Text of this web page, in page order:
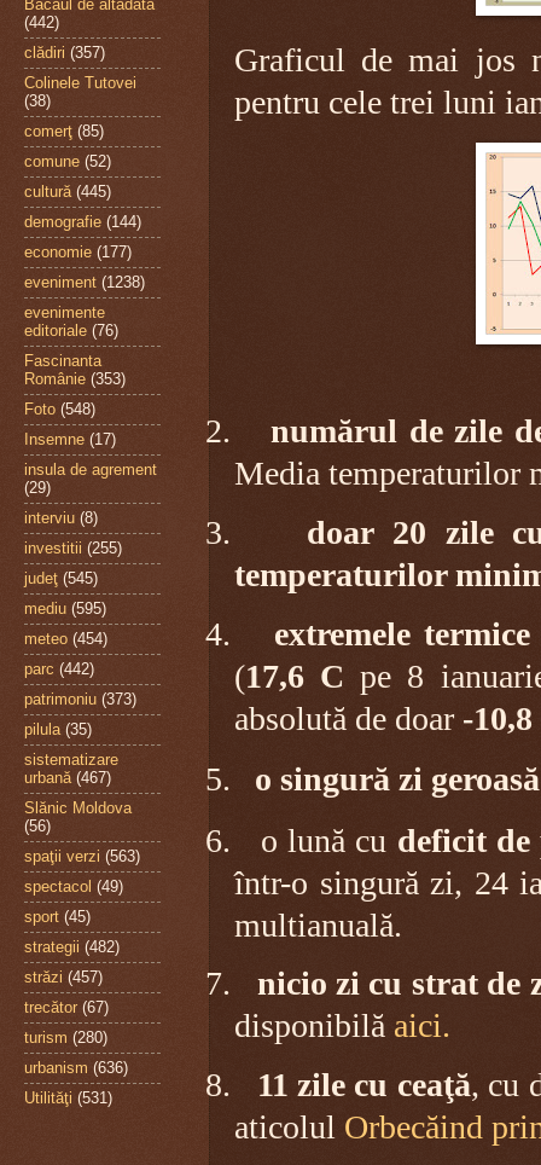
Graficul de mai jos
pentru cele trei luni
2.
numărul de zile
Media temperaturilor
3.
doar 20 zile
temperaturilor
4.
extremele termice
(17,6 C pe 8
absolută de doar -
5.
o singură zi geroasă
6.
o lună cu deficit
într-o singură zi, 24
multianuală.
7.
nicio zi cu strat de
disponibilă aici.
8.
11 zile cu ceaţă, cu
aticolul Orbecăind
Bacăul de altădată
(442)
clădiri (357)
Colinele Tutovei
(38)
comerţ (85)
comune (52)
cultură (445)
demografie (144)
economie (177)
eveniment (1238)
evenimente
editoriale (76)
Fascinanta
Românie (353)
Foto (548)
Insemne (17)
insula de agrement
(29)
interviu (8)
investitii (255)
judeţ (545)
mediu (595)
meteo (454)
parc (442)
patrimoniu (373)
pilula (35)
sistematizare
urbană (467)
Slănic Moldova
(56)
spaţii verzi (563)
spectacol (49)
sport (45)
strategii (482)
străzi (457)
trecător (67)
turism (280)
urbanism (636)
Utilităţi (531)